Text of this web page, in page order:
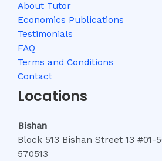
About Tutor
Economics Publications
Testimonials
FAQ
Terms and Conditions
Contact
Locations
Bishan
Block 513 Bishan Street 13 #01-
570513